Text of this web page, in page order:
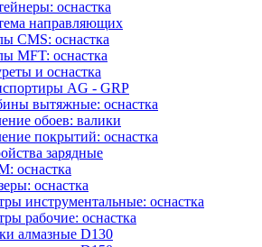
оснастка
направляющих
CMS: оснастка
MFT: оснастка
и оснастка
AG - GRP
вытяжные: оснастка
обоев: валики
покрытий: оснастка
зарядные
оснастка
оснастка
инструментальные: оснастка
рабочие: оснастка
алмазные D130